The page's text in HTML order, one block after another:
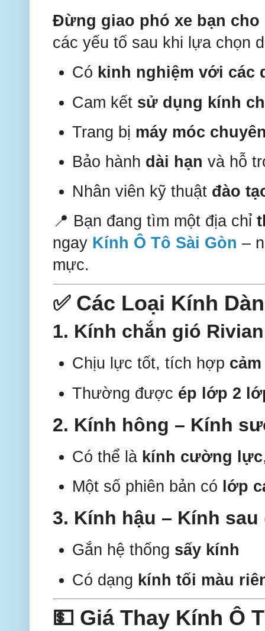
Đừng giao phó xe bạn
các yếu tố sau khi lựa chọn
Có kinh nghiệm với các
Cam kết sử dụng kính
Trang bị máy móc
Bảo hành dài hạn và hỗ
Nhân viên kỹ thuật đào
📍 Bạn đang tìm một địa chỉ
ngay Kính Ô Tô Sài Gòn –
mực.
✅ Các Loại Kính
1. Kính chắn gió
Chịu lực tốt, tích hợp
Thường được ép lớp 2
2. Kính hông – Kính
Có thể là kính cường lực
Một số phiên bản có lớp
3. Kính hậu – Kính sau
Gắn hệ thống sấy kính
Có dạng kính tối màu
💵 Giá Thay Kính Ô